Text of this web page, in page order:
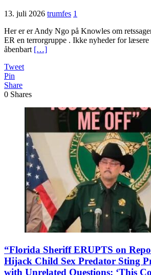
13. juli 2026 trumfes 1
Her er er Andy Ngo på Knowles om
ER en terrorgruppe . Ikke nyheder for læsere
åbenbart […]
Tweet
Pin
Share
0 Shares
“Florida Sheriff ERUPTS on
Hijack Child Sex Predator Sting
with Unrelated Questions: ‘This